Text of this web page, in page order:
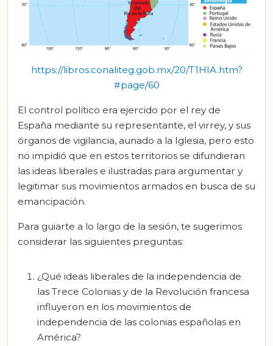
https://libros.conaliteg.gob.mx/20/T1HIA.htm?
#page/60
El control político era ejercido por el rey de
España mediante su representante, el virrey, y sus
órganos de vigilancia, aunado a la Iglesia, pero esto
no impidió que en estos territorios se difundieran
las ideas liberales e ilustradas para argumentar y
legitimar sus movimientos armados en busca de su
emancipación.
Para guiarte a lo largo de la sesión, te sugerimos
considerar las siguientes preguntas:
¿Qué ideas liberales de la independencia de
las Trece Colonias y de la Revolución francesa
influyeron en los movimientos de
independencia de las colonias españolas en
América?